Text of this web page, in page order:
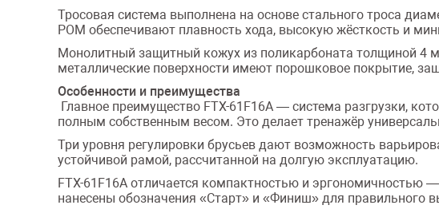
Тросовая система выполнена на основе стального троса
POM обеспечивают плавность хода, высокую жёсткость и
Монолитный защитный кожух из поликарбоната толщиной 4
металлические поверхности имеют порошковое покрытие,
Особенности и преимущества
Главное преимущество FTX-61F16A — система разгрузки,
полным собственным весом. Это делает тренажёр
Три уровня регулировки брусьев дают возможность
устойчивой рамой, рассчитанной на долгую эксплуатацию.
FTX-61F16A отличается компактностью и
нанесены обозначения «Старт» и «Финиш» для правильного